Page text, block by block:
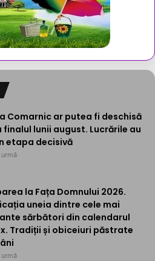
Comarnic ar putea fi deschisă
finalul lunii august. Lucrările au
etapa decisivă
la Fața Domnului 2026.
uneia dintre cele mai
sărbători din calendarul
Tradiții și obiceiuri păstrate